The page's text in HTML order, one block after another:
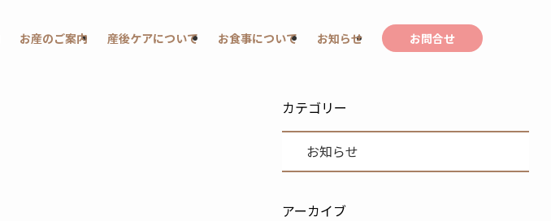
お産のご案内 産後ケアについて お食事について お知らせ お問合せ
カテゴリー
お知らせ
アーカイブ